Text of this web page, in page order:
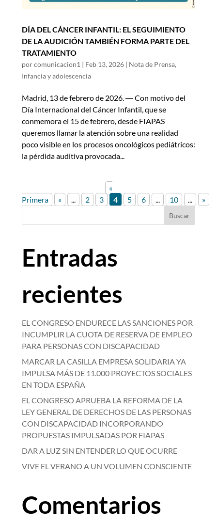
DÍA DEL CÁNCER INFANTIL: EL SEGUIMIENTO
DE LA AUDICIÓN TAMBIÉN FORMA PARTE DEL
TRATAMIENTO
porcomunicacion1| Feb 13, 2026| Nota de Prensa,
Infancia y adolescencia
Madrid, 13 de febrero de 2026. ― Con motivo del
Día Internacional del Cáncer Infantil, que se
conmemora el 15 de febrero, desde FIAPAS
queremos llamar la atención sobre una realidad
poco visible en los procesos oncológicos pediátricos:
la pérdida auditiva provocada...
«
Primera
« ... 2 3 4 5 6 ... 10 ... »
Buscar
Entradas
recientes
EL CONGRESO ENDURECE LAS SANCIONES POR
INCUMPLIR LA CUOTA DE RESERVA DE EMPLEO
PARA PERSONAS CON DISCAPACIDAD
MARCAR LA CASILLA EMPRESA SOLIDARIA YA
IMPULSA MÁS DE 11.000 PROYECTOS SOCIALES
EN TODA ESPAÑA
EL CONGRESO APRUEBA LA REFORMA DE LA
LEY GENERAL DE DERECHOS DE LAS PERSONAS
CON DISCAPACIDAD INCORPORANDO
PROPUESTAS IMPULSADAS POR FIAPAS
DAR A LUZ SIN ENTENDER LO QUE OCURRE
VIVE EL VERANO A UN VOLUMEN CONSCIENTE
Comentarios